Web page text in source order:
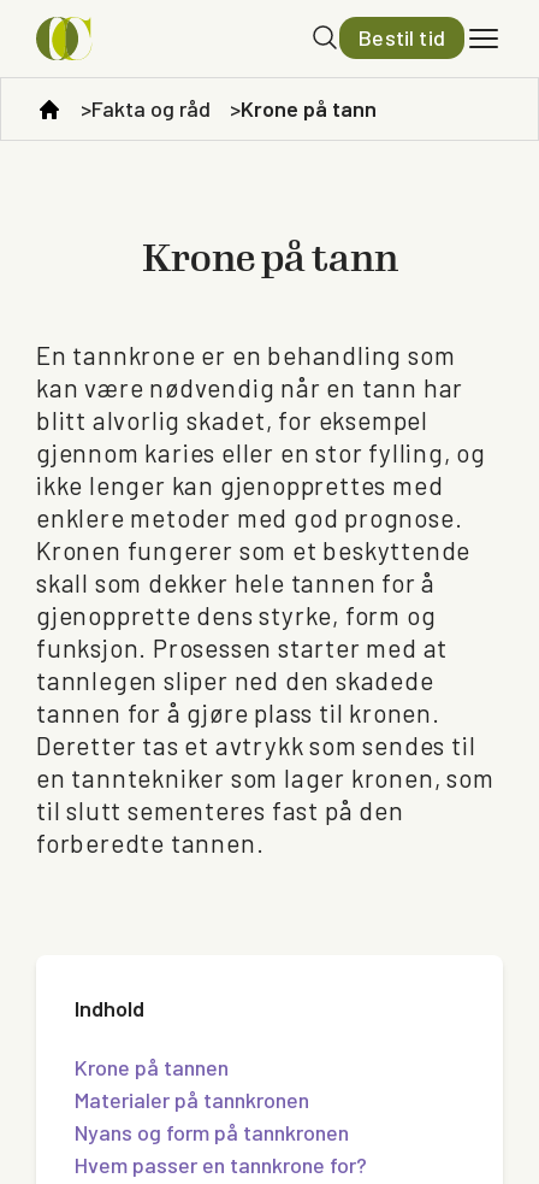
Bestil tid
Fakta og råd Krone på tann
Krone på tann
En tannkrone er en behandling som
kan være nødvendig når en tann har
blitt alvorlig skadet, for eksempel
gjennom karies eller en stor fylling, og
ikke lenger kan gjenopprettes med
enklere metoder med god prognose.
Kronen fungerer som et beskyttende
skall som dekker hele tannen for å
gjenopprette dens styrke, form og
funksjon. Prosessen starter med at
tannlegen sliper ned den skadede
tannen for å gjøre plass til kronen.
Deretter tas et avtrykk som sendes til
en tanntekniker som lager kronen, som
til slutt sementeres fast på den
forberedte tannen.
Indhold
Krone på tannen
Materialer på tannkronen
Nyans og form på tannkronen
Hvem passer en tannkrone for?